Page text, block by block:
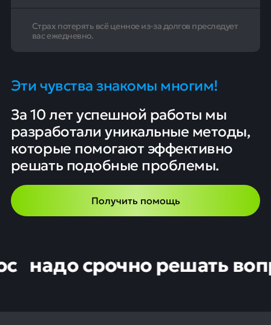
Страх потерять всё ценное из-за долгов преследует
вас ежедневно.
Эти чувства знакомы многим!
За 10 лет успешной работы мы
разработали уникальные методы,
которые помогают эффективно
решать подобные проблемы.
Получить помощь
срочно решать вопрос